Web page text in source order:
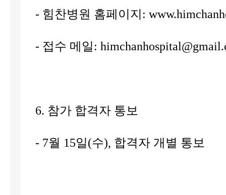
- 힘찬병원 홈페이지:
- 접수 메일:
6. 참가 합격자 통보
- 7월 15일(수), 합격자 개별 통보